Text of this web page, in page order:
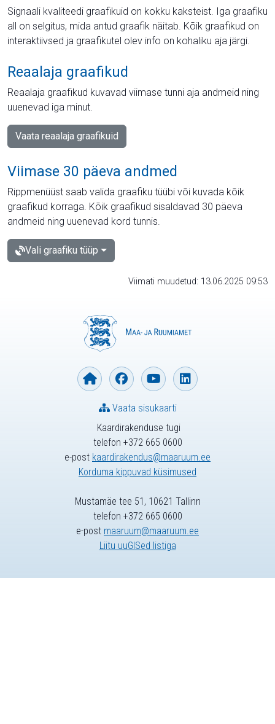
Signaali kvaliteedi graafikuid on kokku kaksteist. Iga graafiku
all on selgitus, mida antud graafik näitab. Kõik graafikud on
interaktiivsed ja graafikutel olev info on kohaliku aja järgi.
Reaalaja graafikud
Reaalaja graafikud kuvavad viimase tunni aja andmeid ning
uuenevad iga minut.
Vaata reaalaja graafikuid
Viimase 30 päeva andmed
Rippmenüüst saab valida graafiku tüübi või kuvada kõik
graafikud korraga. Kõik graafikud sisaldavad 30 päeva
andmeid ning uuenevad kord tunnis.
Vali graafiku tüüp
Viimati muudetud: 13.06.2025 09:53
Kaardirakenduse tugi
telefon +372 665 0600
e-post kaardirakendus@maaruum.ee
Korduma kippuvad küsimused
Vaata sisukaarti
Mustamäe tee 51, 10621 Tallinn
telefon +372 665 0600
e-post maaruum@maaruum.ee
Liitu uuGISed listiga